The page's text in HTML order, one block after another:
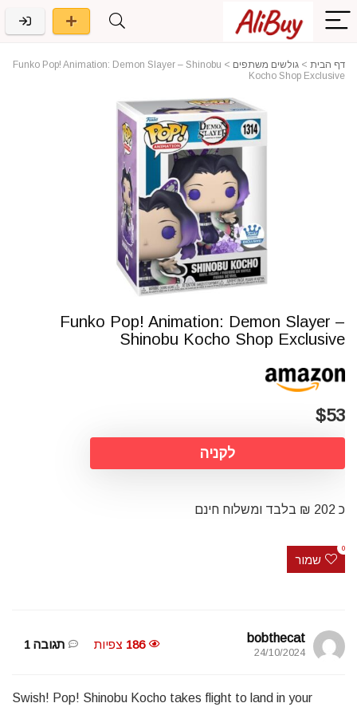
דף הבית > גולשים משתפים >
Funko Pop! Animation: Demon Slayer – Shinobu
Kocho Shop Exclusive
Funko Pop! Animation: Demon Slayer –
Shinobu Kocho Shop Exclusive
$53
לקניה
כ 202 ₪ בלבד ומשלוח חינם
שמור
0
bobthecat
24/10/2024
186 צפיות תגובה 1
Swish! Pop! Shinobu Kocho takes flight to land in your